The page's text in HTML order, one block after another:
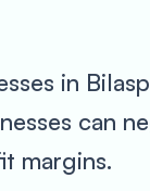
in
can
margins.